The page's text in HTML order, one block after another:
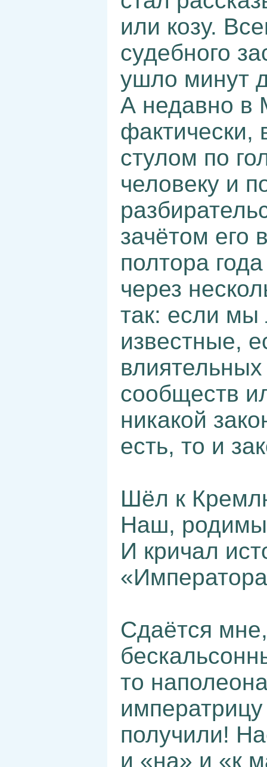
или козу.
судебного
ушло минут
А недавно в
фактически,
стулом по
человеку и
зачётом его
полтора
через
так: если
известные,
сообществ
никакой
есть, то и
Шёл к
Наш,
И кричал
Сдаётся
то
получили!
и «на» и «к